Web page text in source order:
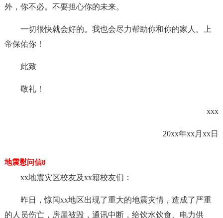
外，你不必。不要担心你的未来。
一切很快就会好的。我也会尽力帮助你和你的家人。上
帝保佑你！
此致
敬礼！
xxx
20xx年xx月xx日
地震慰问信8
xx地震灾区校友及xx籍校友们：
昨日，惊闻xx地区出现了重大的地震灾情，造成了严重
的人员伤亡，房屋被毁，通讯中断，给饮水饮食、电力供